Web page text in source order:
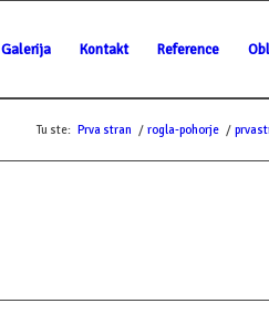
Galerija Kontakt Reference
Tu ste: Prva stran / rogla-pohorje /